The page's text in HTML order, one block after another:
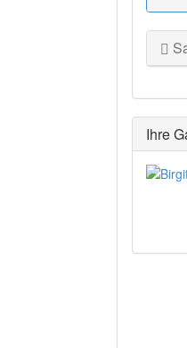
Ihre